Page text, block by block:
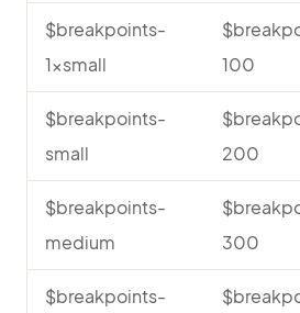
$breakpoints-
1xsmall
100
$breakpoints-
small
200
$breakpoints-
medium
300
$breakpoints-